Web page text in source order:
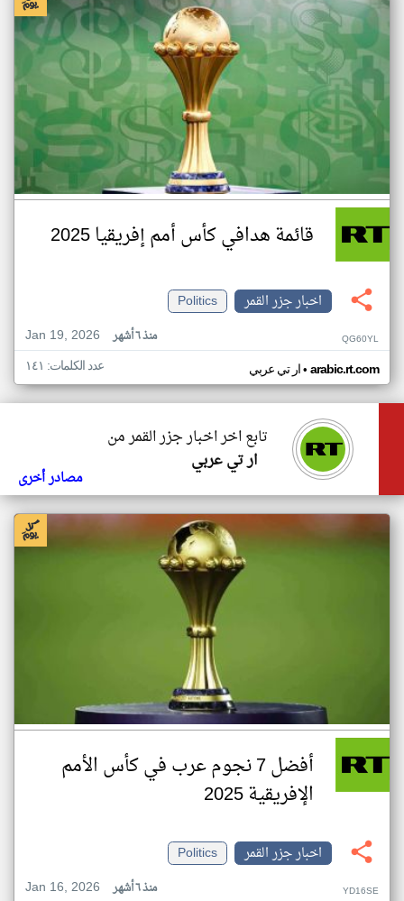
قائمة هدافي كأس أمم إفريقيا 2025
اخبار جزر القمر
Politics
Jan 19, 2026
منذ ٦ أشهر QG60YL
ار تي عربي• arabic.rt.com عدد الكلمات: ١٤١
تابع اخر اخبار جزر القمر من
ار تي عربي
مصادر أخرى
أفضل 7 نجوم عرب في كأس الأمم
الإفريقية 2025
اخبار جزر القمر
Politics
Jan 16, 2026
منذ ٦ أشهر YD16SE